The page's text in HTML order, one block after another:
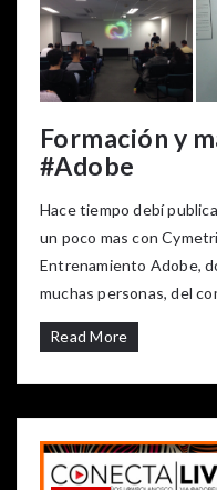
Formación y
#Adobe
Hace tiempo debí
un poco mas con
Entrenamiento Adobe,
muchas personas, del
Read More